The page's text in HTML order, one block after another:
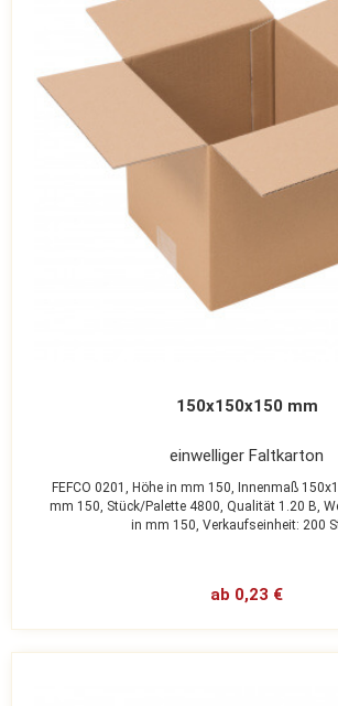
150x150x150 mm
einwelliger Faltkarton
FEFCO 0201, Höhe in mm 150, Innenmaß
mm 150, Stück/Palette 4800, Qualität 1.20 B,
in mm 150, Verkaufseinheit: 200
ab 0,23 €